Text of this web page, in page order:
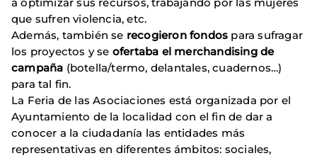
que sufren violencia, etc.
Además, también se recogieron fondos para sufragar
los proyectos y se ofertaba el merchandising de
campaña (botella/termo, delantales, cuadernos…)
para tal fin.
La Feria de las Asociaciones está organizada por el
Ayuntamiento de la localidad con el fin de dar a
conocer a la ciudadanía las entidades más
representativas en diferentes ámbitos: sociales,